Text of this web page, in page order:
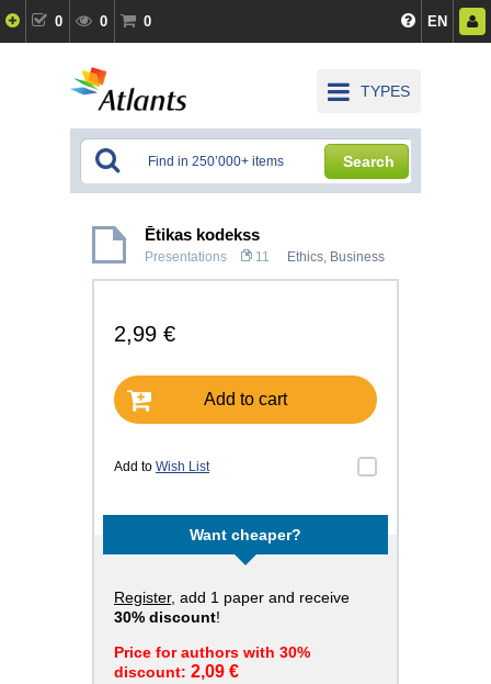
0 0 0 EN
TYPES
Search
Ētikas kodekss
Presentations 11 Ethics, Business
2,99 €
Add to cart
Add to Wish List
Want cheaper?
Register, add 1 paper and receive
30% discount!
Price for authors with 30%
discount: 2,09 €